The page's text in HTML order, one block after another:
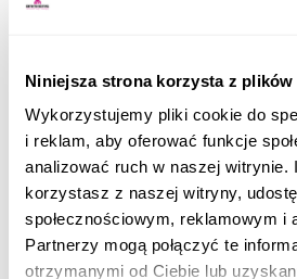
Niniejsza strona korzysta z plików
Wykorzystujemy pliki cookie do
i reklam, aby oferować funkcje
analizować ruch w naszej witrynie.
korzystasz z naszej witryny,
społecznościowym, reklamowym i
Partnerzy mogą połączyć te
otrzymanymi od Ciebie lub
Na sprzedaż oferuję
Sośnicy przy ul. Młodzieżowej.
termomodernizacji. Przy bloku
wspólnoty. Bardzo dobra
okolicy np. piekarnia, sklep,
przystanek autobusowy.
Szczegóły mieszkania: